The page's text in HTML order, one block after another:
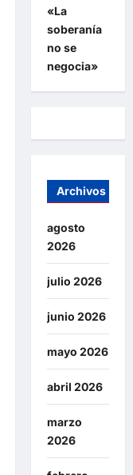
«La
soberanía
no se
negocia»
Archivos
agosto
2026
julio 2026
junio 2026
mayo 2026
abril 2026
marzo
2026